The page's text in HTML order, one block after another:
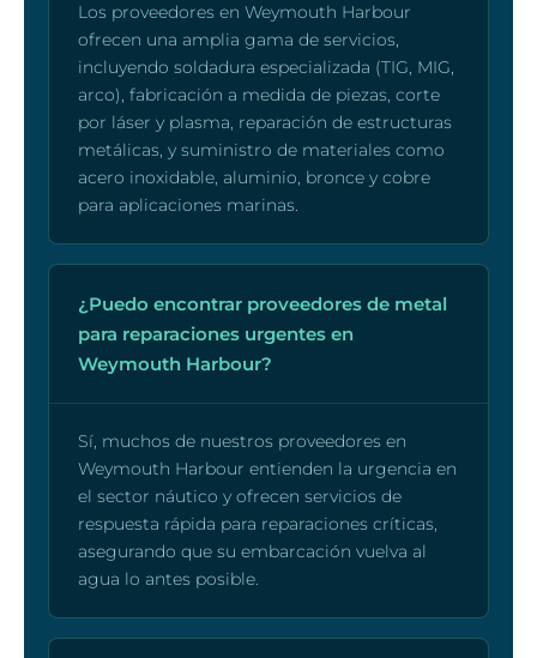
Los proveedores en Weymouth Harbour
ofrecen una amplia gama de servicios,
incluyendo soldadura especializada (TIG, MIG,
arco), fabricación a medida de piezas, corte
por láser y plasma, reparación de estructuras
metálicas, y suministro de materiales como
acero inoxidable, aluminio, bronce y cobre
para aplicaciones marinas.
¿Puedo encontrar proveedores de metal
para reparaciones urgentes en
Weymouth Harbour?
Sí, muchos de nuestros proveedores en
Weymouth Harbour entienden la urgencia en
el sector náutico y ofrecen servicios de
respuesta rápida para reparaciones críticas,
asegurando que su embarcación vuelva al
agua lo antes posible.